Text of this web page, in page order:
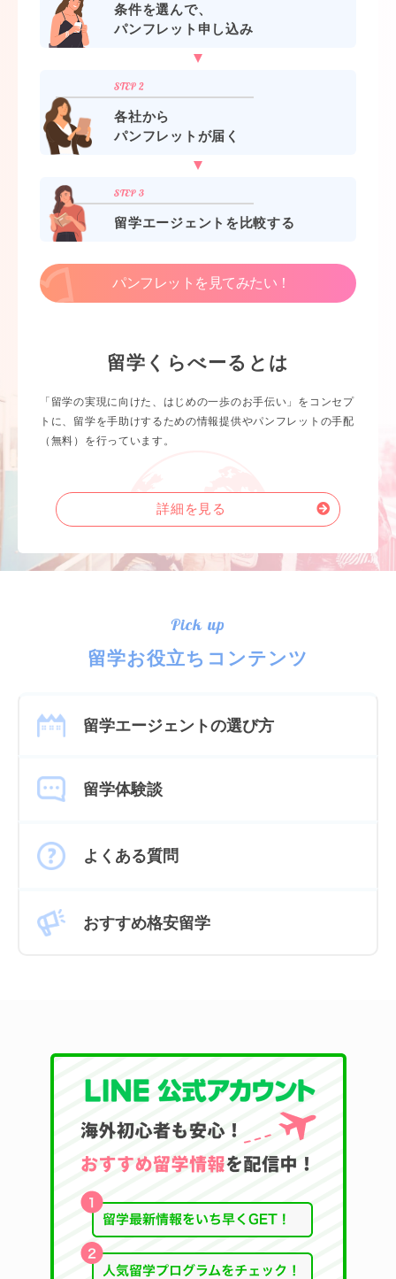
条件を選んで、
パンフレット申し込み
各社から
パンフレットが届く
留学エージェントを比較する
パンフレットを見てみたい！
留学くらべーるとは
「留学の実現に向けた、はじめの一歩のお手伝い」をコンセプ
トに、留学を手助けするための情報提供やパンフレットの手配
（無料）を行っています。
詳細を見る
Pick up
留学お役立ちコンテンツ
留学エージェントの選び方
留学体験談
よくある質問
おすすめ格安留学